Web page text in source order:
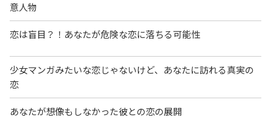
意人物
恋は盲目？！あなたが危険な恋に落ちる可能性
少女マンガみたいな恋じゃないけど、あなたに訪れる真実の
恋
あなたが想像もしなかった彼との恋の展開